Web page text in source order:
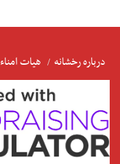
درباره رخشانه هیات امناء